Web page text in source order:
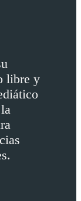
libre y